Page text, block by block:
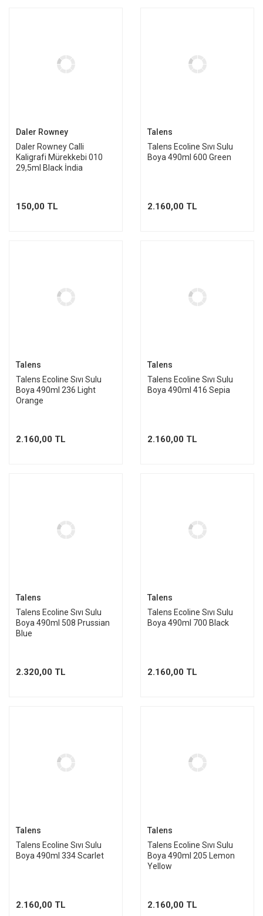
Daler Rowney
Daler Rowney Calli
Kaligrafi Mürekkebi 010
29,5ml Black İndia
150,00 TL
Talens
Talens Ecoline Sıvı Sulu
Boya 490ml 600 Green
2.160,00 TL
Talens
Talens Ecoline Sıvı Sulu
Boya 490ml 236 Light
Orange
2.160,00 TL
Talens
Talens Ecoline Sıvı Sulu
Boya 490ml 416 Sepia
2.160,00 TL
Talens
Talens Ecoline Sıvı Sulu
Boya 490ml 508 Prussian
Blue
2.320,00 TL
Talens
Talens Ecoline Sıvı Sulu
Boya 490ml 700 Black
2.160,00 TL
Talens
Talens Ecoline Sıvı Sulu
Boya 490ml 334 Scarlet
2.160,00 TL
Talens
Talens Ecoline Sıvı Sulu
Boya 490ml 205 Lemon
Yellow
2.160,00 TL